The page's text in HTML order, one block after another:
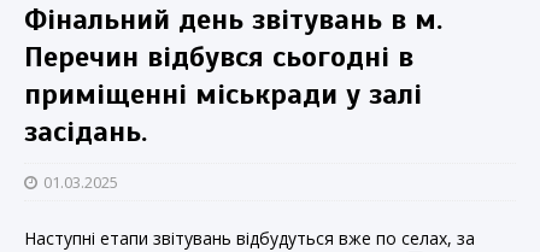
Фінальний день звітувань в м.
Перечин відбувся сьогодні в
приміщенні міськради у залі
засідань.
01.03.2025
Наступні етапи звітувань відбудуться вже по селах, за